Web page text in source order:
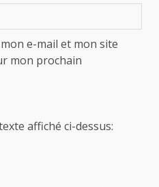
e-mail et mon site
mon prochain
affiché ci-dessus: